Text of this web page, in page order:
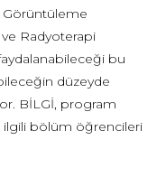
Görüntüleme
ve Radyoterapi
bu
düzeyde
BİLGİ, program
ilgili bölüm öğrencileri